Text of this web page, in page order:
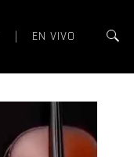
EN VIVO